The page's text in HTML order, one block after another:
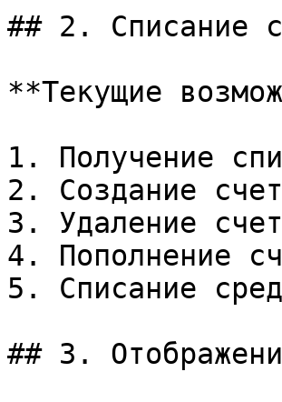
## 2. Списание
**Текущие
1. Получение
2. Создание
3. Удаление
4. Пополнение
5. Списание
## 3.